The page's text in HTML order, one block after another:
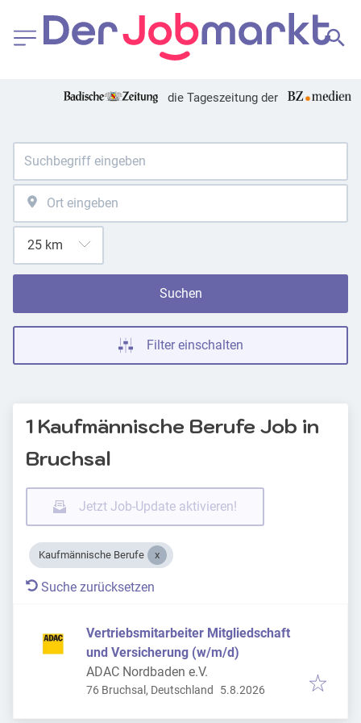
die Tageszeitung der
Suchen
Filter einschalten
1 Kaufmännische Berufe Job in
Bruchsal
Jetzt Job-Update aktivieren!
Kaufmännische Berufe
Suche zurücksetzen
Vertriebsmitarbeiter Mitgliedschaft
und Versicherung (w/m/d)
ADAC Nordbaden e.V.
76 Bruchsal, Deutschland Veröffentlicht
5.8.2026